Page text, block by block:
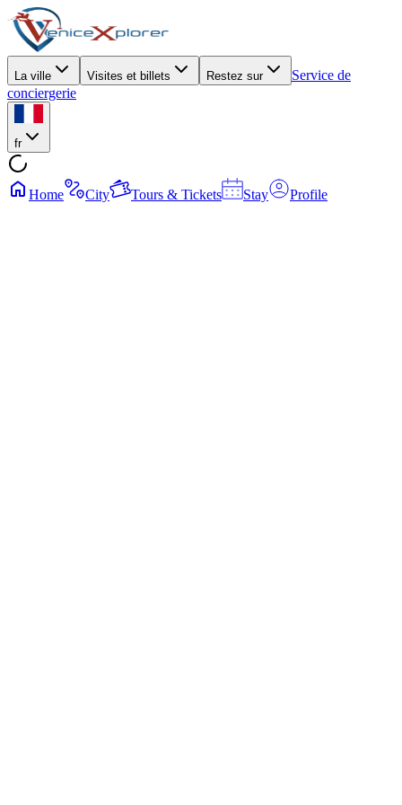
La ville Visites et billets Restez sur
Service de
conciergerie
fr
Home City Tours & Tickets Stay Profile